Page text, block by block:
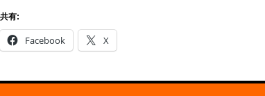
共有:
Facebook X